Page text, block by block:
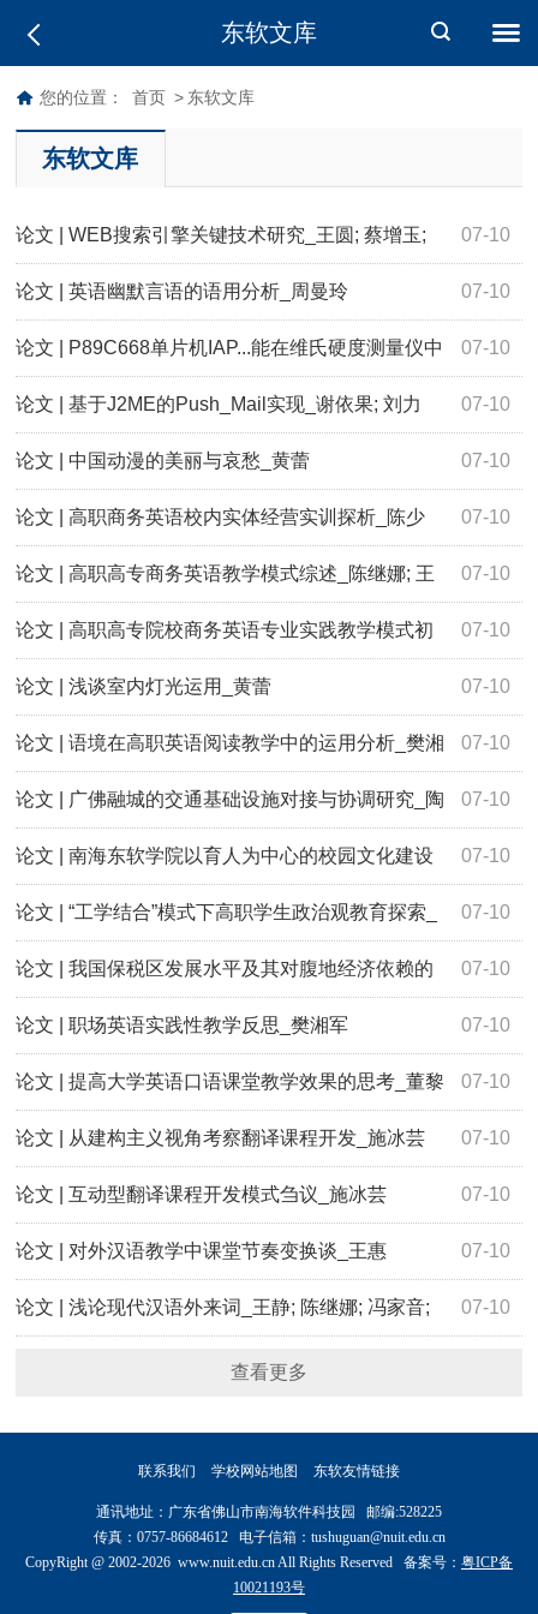
东软文库
您的位置： 首页 > 东软文库
东软文库
07-10
论文 | WEB搜索引擎关键技术研究_王圆; 蔡增玉;
王兴杰 07-10
论文 | 英语幽默言语的语用分析_周曼玲
07-10
论文 | P89C668单片机IAP...能在维氏硬度测量仪中
的应用_洪新旺; 龙永华 07-10
论文 | 基于J2ME的Push_Mail实现_谢依果; 刘力
07-10
论文 | 中国动漫的美丽与哀愁_黄蕾
07-10
论文 | 高职商务英语校内实体经营实训探析_陈少
娟; 黎健慧 07-10
论文 | 高职高专商务英语教学模式综述_陈继娜; 王
静 07-10
论文 | 高职高专院校商务英语专业实践教学模式初
探_黎健慧; 陈少娟 07-10
论文 | 浅谈室内灯光运用_黄蕾
07-10
论文 | 语境在高职英语阅读教学中的运用分析_樊湘
军 07-10
论文 | 广佛融城的交通基础设施对接与协调研究_陶
锋; 袁丽; 莫桂海 07-10
论文 | 南海东软学院以育人为中心的校园文化建设
研究_郭小婷; 陈振萍 07-10
论文 | “工学结合”模式下高职学生政治观教育探索_
郭小婷 07-10
论文 | 我国保税区发展水平及其对腹地经济依赖的
实证研究_陶锋; 莫桂海 07-10
论文 | 职场英语实践性教学反思_樊湘军
07-10
论文 | 提高大学英语口语课堂教学效果的思考_董黎
芳 07-10
论文 | 从建构主义视角考察翻译课程开发_施冰芸
07-10
论文 | 互动型翻译课程开发模式刍议_施冰芸
07-10
论文 | 对外汉语教学中课堂节奏变换谈_王惠
07-10
论文 | 浅论现代汉语外来词_王静; 陈继娜; 冯家音;
查看更多
联系我们 学校网站地图 东软友情链接
通讯地址：广东省佛山市南海软件科技园 邮编:528225
传真：0757-86684612 电子信箱：tushuguan@nuit.edu.cn
CopyRight @ 2002-2026 www.nuit.edu.cn All Rights Reserved 备案号： 粤ICP备
10021193号